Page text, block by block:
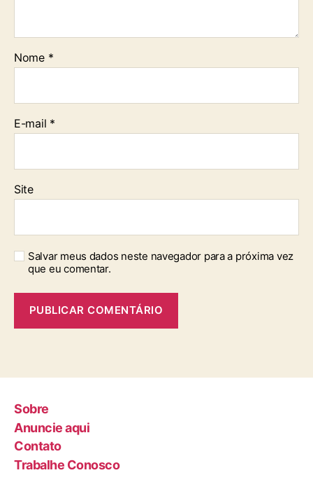
Nome *
E-mail *
Site
Salvar meus dados neste navegador para a próxima vez
que eu comentar.
Sobre
Anuncie aqui
Contato
Trabalhe Conosco